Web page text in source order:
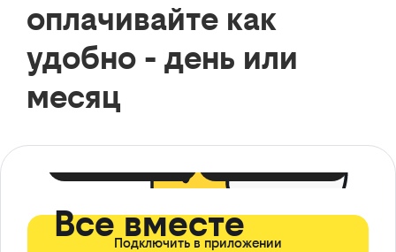
оплачивайте как
удобно - день или
месяц
Все вместе
Подключить в приложении